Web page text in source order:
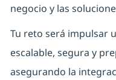
negocio y las
Tu reto será impulsar
escalable, segura y
asegurando la